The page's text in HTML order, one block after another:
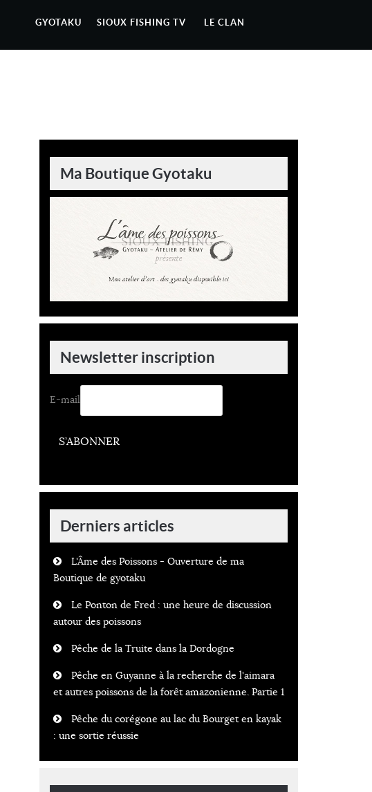
GYOTAKU SIOUX FISHING TV LE CLAN
Ma Boutique Gyotaku
Newsletter inscription
E-mail
S’ABONNER
Derniers articles
L'Âme des Poissons - Ouverture de ma
Boutique de gyotaku
Le Ponton de Fred : une heure de discussion
autour des poissons
Pêche de la Truite dans la Dordogne
Pêche en Guyanne à la recherche de l'aimara
et autres poissons de la forêt amazonienne. Partie 1
Pêche du corégone au lac du Bourget en kayak
: une sortie réussie